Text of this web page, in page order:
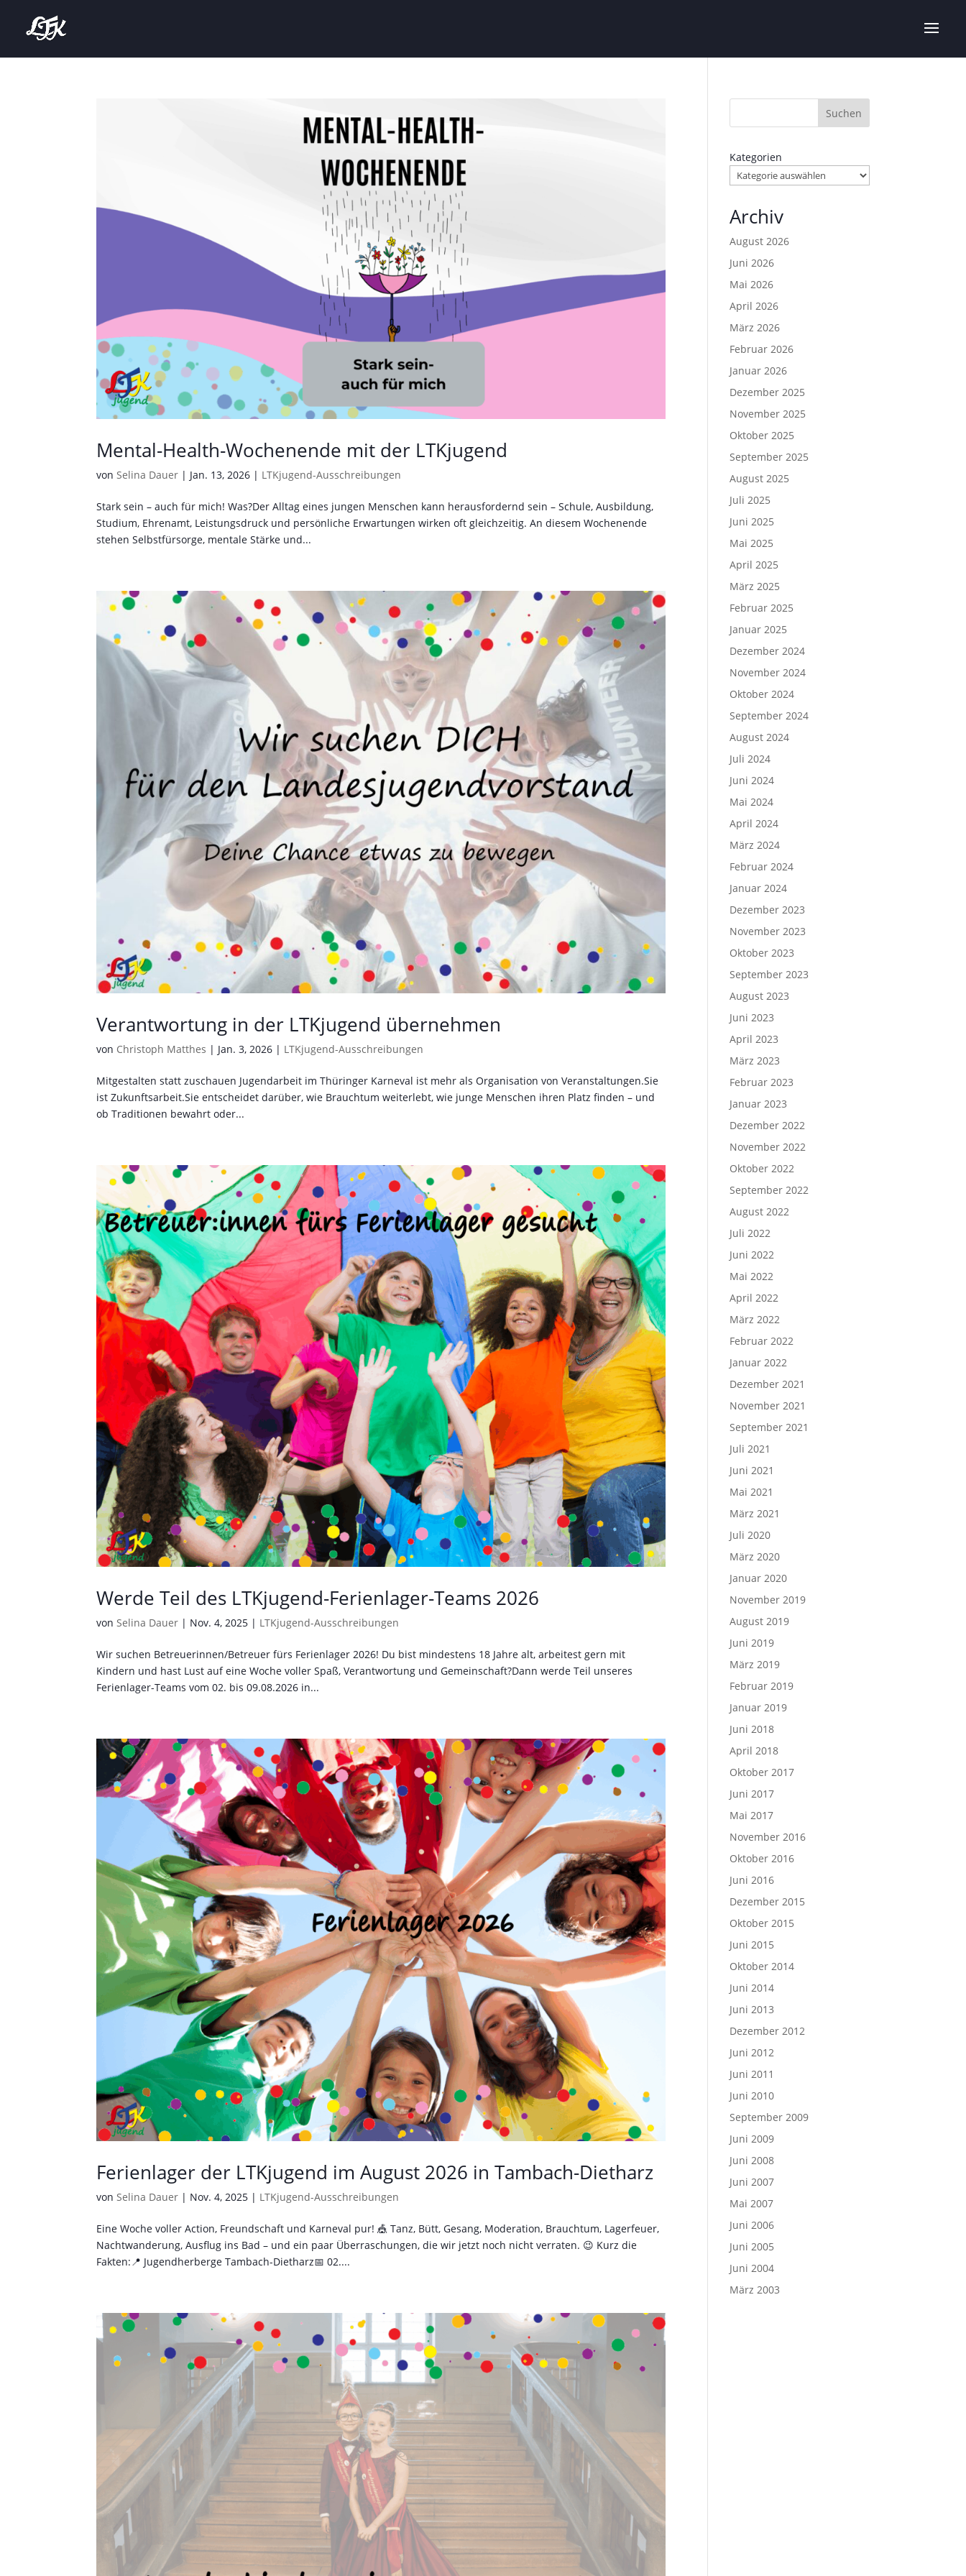
Mental-Health-Wochenende mit der LTKjugend
vonSelina Dauer | Jan. 13, 2026 | LTKjugend-Ausschreibungen
Stark sein – auch für mich! Was?Der Alltag eines jungen Menschen kann herausfordernd sein – Schule, Ausbildung,
Studium, Ehrenamt, Leistungsdruck und persönliche Erwartungen wirken oft gleichzeitig. An diesem Wochenende
stehen Selbstfürsorge, mentale Stärke und...
Verantwortung in der LTKjugend übernehmen
von Christoph Matthes | Jan. 3, 2026 | LTKjugend-Ausschreibungen
Mitgestalten statt zuschauen Jugendarbeit im Thüringer Karneval ist mehr als Organisation von Veranstaltungen.Sie
ist Zukunftsarbeit.Sie entscheidet darüber, wie Brauchtum weiterlebt, wie junge Menschen ihren Platz finden – und
ob Traditionen bewahrt oder...
Werde Teil des LTKjugend-Ferienlager-Teams 2026
vonSelina Dauer | Nov. 4, 2025 | LTKjugend-Ausschreibungen
Wir suchen Betreuerinnen/Betreuer fürs Ferienlager 2026! Du bist mindestens 18 Jahre alt, arbeitest gern mit
Kindern und hast Lust auf eine Woche voller Spaß, Verantwortung und Gemeinschaft?Dann werde Teil unseres
Ferienlager-Teams vom 02. bis 09.08.2026 in...
Ferienlager der LTKjugend im August 2026 in Tambach-Dietharz
vonSelina Dauer | Nov. 4, 2025 | LTKjugend-Ausschreibungen
Eine Woche voller Action, Freundschaft und Karneval pur! 🎪 Tanz, Bütt, Gesang, Moderation, Brauchtum, Lagerfeuer,
Nachtwanderung, Ausflug ins Bad – und ein paar Überraschungen, die wir jetzt noch nicht verraten. 😉 Kurz die
Fakten:📍 Jugendherberge Tambach-Dietharz📅 02....
Suchen
Kategorien
Archiv
August 2026
Juni 2026
Mai 2026
April 2026
März 2026
Februar 2026
Januar 2026
Dezember 2025
November 2025
Oktober 2025
September 2025
August 2025
Juli 2025
Juni 2025
Mai 2025
April 2025
März 2025
Februar 2025
Januar 2025
Dezember 2024
November 2024
Oktober 2024
September 2024
August 2024
Juli 2024
Juni 2024
Mai 2024
April 2024
März 2024
Februar 2024
Januar 2024
Dezember 2023
November 2023
Oktober 2023
September 2023
August 2023
Juni 2023
April 2023
März 2023
Februar 2023
Januar 2023
Dezember 2022
November 2022
Oktober 2022
September 2022
August 2022
Juli 2022
Juni 2022
Mai 2022
April 2022
März 2022
Februar 2022
Januar 2022
Dezember 2021
November 2021
September 2021
Juli 2021
Juni 2021
Mai 2021
März 2021
Juli 2020
März 2020
Januar 2020
November 2019
August 2019
Juni 2019
März 2019
Februar 2019
Januar 2019
Juni 2018
April 2018
Oktober 2017
Juni 2017
Mai 2017
November 2016
Oktober 2016
Juni 2016
Dezember 2015
Oktober 2015
Juni 2015
Oktober 2014
Juni 2014
Juni 2013
Dezember 2012
Juni 2012
Juni 2011
Juni 2010
September 2009
Juni 2009
Juni 2008
Juni 2007
Mai 2007
Juni 2006
Juni 2005
Juni 2004
März 2003